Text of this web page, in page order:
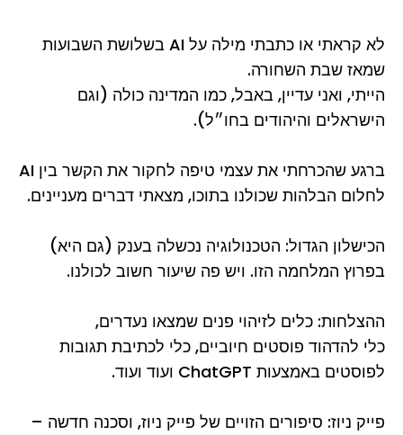
לא קראתי או כתבתי מילה על AI בשלושת השבועות
שמאז שבת השחורה.
הייתי, ואני עדיין, באבל, כמו המדינה כולה (וגם
הישראלים והיהודים בחו״ל).
ברגע שהכרחתי את עצמי טיפה לחקור את הקשר בין AI
לחלום הבלהות שכולנו בתוכו, מצאתי דברים מעניינים.
הכישלון הגדול: הטכנולוגיה נכשלה בענק (גם היא)
בפרוץ המלחמה הזו. ויש פה שיעור חשוב לכולנו.
ההצלחות: כלים לזיהוי פנים שמצאו נעדרים,
כלי להדהוד פוסטים חיוביים, כלי לכתיבת תגובות
לפוסטים באמצעות ChatGPT ועוד ועוד.
פייק ניוז: סיפורים הזויים של פייק ניוז, וסכנה חדשה –